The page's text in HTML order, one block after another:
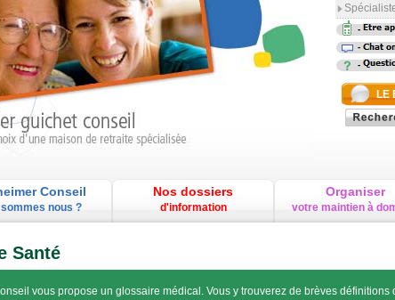
-
-
-
LE
Conseil
nous ?
Nos dossiers
d'information
Organiser
votre maintien à
Santé
vous propose un glossaire médical. Vous y trouverez de brèves définitions